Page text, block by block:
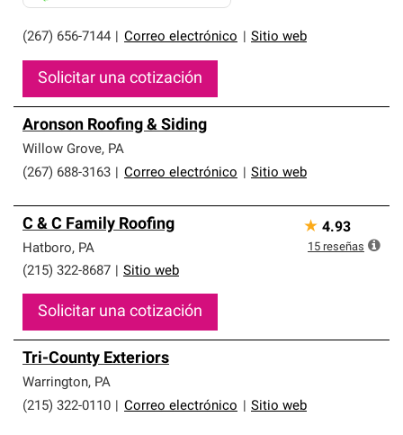
(267) 656-7144 Correo electrónico Sitio web
Solicitar una cotización
Aronson Roofing & Siding
Willow Grove, PA
(267) 688-3163
Correo electrónico Sitio web
C & C Family Roofing
Hatboro, PA
(215) 322-8687
Sitio web
Solicitar una cotización
★ 4.93
15 reseñas
Tri-County Exteriors
Warrington, PA
(215) 322-0110
Correo electrónico Sitio web